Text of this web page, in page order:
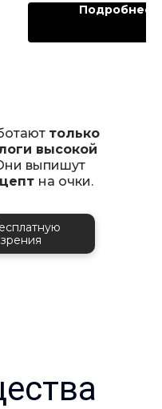
Подробнее
только
высокой
выпишут
на очки.